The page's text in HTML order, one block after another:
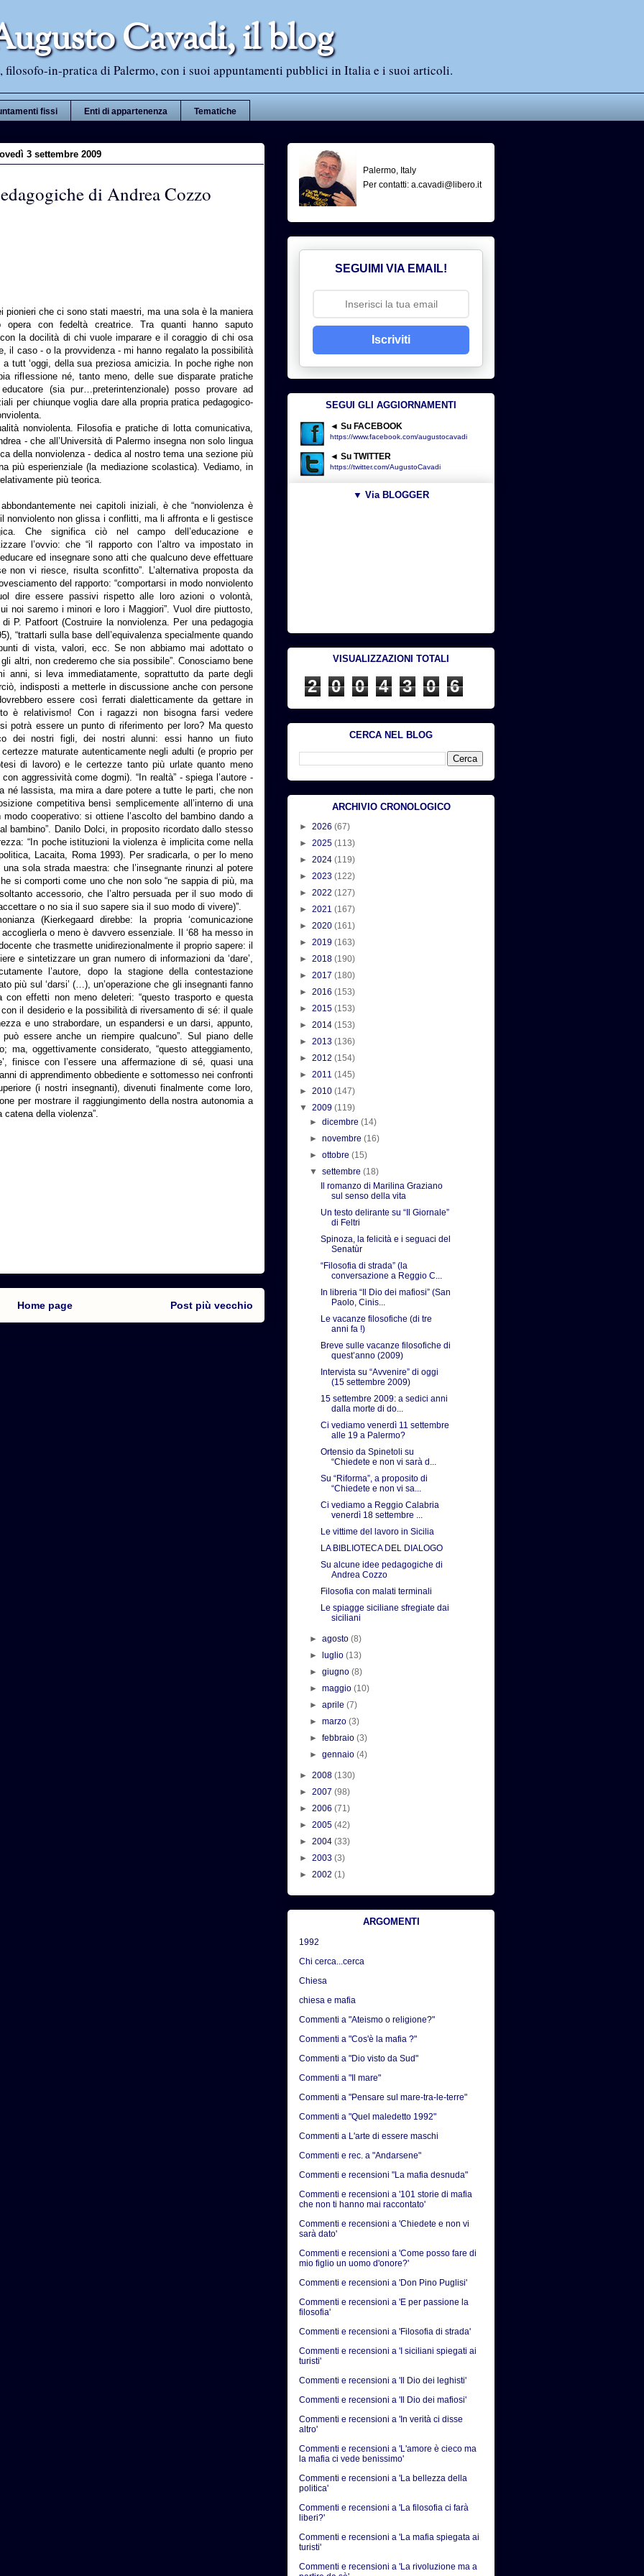
Cavadi, il blog
filosofo-in-pratica di Palermo, con i suoi appuntamenti pubblici in Italia e i suoi articoli.
fissi Enti di appartenenza Tematiche
3 settembre 2009
di Andrea Cozzo
pionieri che ci sono stati maestri, ma una sola è la maniera
opera con fedeltà creatrice. Tra quanti hanno saputo
la docilità di chi vuole imparare e il coraggio di chi osa
il caso - o la provvidenza - mi hanno regalato la possibilità
tutt ‘oggi, della sua preziosa amicizia. In poche righe non
riflessione né, tanto meno, delle sue disparate pratiche
(sia pur…preterintenzionale) posso provare ad
per chiunque voglia dare alla propria pratica pedagogico-
nonviolenta. Filosofia e pratiche di lotta comunicativa,
- che all’Università di Palermo insegna non solo lingua
della nonviolenza - dedica al nostro tema una sezione più
più esperienziale (la mediazione scolastica). Vediamo, in
più teorica.
nei capitoli iniziali, è che “nonviolenza è
nonviolento non glissa i conflitti, ma li affronta e li gestisce
Che significa ciò nel campo dell’educazione e
l’ovvio: che “il rapporto con l’altro va impostato in
ed insegnare sono atti che qualcuno deve effettuare
vi riesce, risulta sconfitto”. L’alternativa proposta da
del rapporto: “comportarsi in modo nonviolento
dire essere passivi rispetto alle loro azioni o volontà,
noi saremo i minori e loro i Maggiori”. Vuol dire piuttosto,
P. Patfoort (Costruire la nonviolenza. Per una pedagogia
“trattarli sulla base dell’equivalenza specialmente quando
di vista, valori, ecc. Se non abbiamo mai adottato o
altri, non crederemo che sia possibile”. Conosciamo bene
anni, si leva immediatamente, soprattutto da parte degli
indisposti a metterle in discussione anche con persone
essere così ferrati dialetticamente da gettare in
è relativismo! Con i ragazzi non bisogna farsi vedere
potrà essere un punto di riferimento per loro? Ma questo
dei nostri figli, dei nostri alunni: essi hanno un fiuto
maturate autenticamente negli adulti (e proprio per
di lavoro) e le certezze tanto più urlate quanto meno
aggressività come dogmi). “In realtà” - spiega l’autore -
né lassista, ma mira a dare potere a tutte le parti, che non
competitiva bensì semplicemente all’interno di una
cooperativo: si ottiene l’ascolto del bambino dando a
bambino”. Danilo Dolci, in proposito ricordato dallo stesso
“In poche istituzioni la violenza è implicita come nella
Lacaita, Roma 1993). Per sradicarla, o per lo meno
sola strada maestra: che l’insegnante rinunzi al potere
si comporti come uno che non solo “ne sappia di più, ma
accessorio, che l’altro persuada per il suo modo di
o no sia il suo sapere sia il suo modo di vivere)”.
(Kierkegaard direbbe: la propria ‘comunicazione
o meno è davvero essenziale. Il ‘68 ha messo in
che trasmette unidirezionalmente il proprio sapere: il
e sintetizzare un gran numero di informazioni da ‘dare’,
l’autore, dopo la stagione della contestazione
più sul ‘darsi’ (…), un’operazione che gli insegnanti fanno
con effetti non meno deleteri: “questo trasporto e questa
il desiderio e la possibilità di riversamento di sé: il quale
e uno strabordare, un espandersi e un darsi, appunto,
essere anche un riempire qualcuno”. Sul piano delle
ma, oggettivamente considerato, “questo atteggiamento,
finisce con l’essere una affermazione di sé, quasi una
di apprendimento obbediente e sottomesso nei confronti
(i nostri insegnanti), divenuti finalmente come loro,
per mostrare il raggiungimento della nostra autonomia a
della violenza”.
Post più vecchio
Home page
Palermo, Italy
Per contatti: a.cavadi@libero.it
SEGUIMI VIA EMAIL!
Iscriviti
SEGUI GLI AGGIORNAMENTI
◄ Su FACEBOOK
https://www.facebook.com/augustocavadi
◄ Su TWITTER
https://twitter.com/AugustoCavadi
▼ Via BLOGGER
VISUALIZZAZIONI TOTALI
2 0 0 4 3 0 6
CERCA NEL BLOG
ARCHIVIO CRONOLOGICO
► 2026 (67)
► 2025 (113)
► 2024 (119)
► 2023 (122)
► 2022 (127)
► 2021 (167)
► 2020 (161)
► 2019 (163)
► 2018 (190)
► 2017 (180)
► 2016 (153)
► 2015 (153)
► 2014 (153)
► 2013 (136)
► 2012 (154)
► 2011 (145)
► 2010 (147)
▼ 2009 (119)
►dicembre(14)
►novembre(16)
►ottobre(15)
▼settembre(18)
Il romanzo di Marilina Graziano
sul senso della vita
Un testo delirante su “Il Giornale”
di Feltri
Spinoza, la felicità e i seguaci del
Senatùr
“Filosofia di strada” (la
conversazione a Reggio C...
In libreria “Il Dio dei mafiosi” (San
Paolo, Cinis...
Le vacanze filosofiche (di tre
anni fa !)
Breve sulle vacanze filosofiche di
quest’anno (2009)
Intervista su “Avvenire” di oggi
(15 settembre 2009)
15 settembre 2009: a sedici anni
dalla morte di do...
Ci vediamo venerdì 11 settembre
alle 19 a Palermo?
Ortensio da Spinetoli su
“Chiedete e non vi sarà d...
Su “Riforma”, a proposito di
“Chiedete e non vi sa...
Ci vediamo a Reggio Calabria
venerdì 18 settembre ...
Le vittime del lavoro in Sicilia
LA BIBLIOTECA DEL DIALOGO
Su alcune idee pedagogiche di
Andrea Cozzo
Filosofia con malati terminali
Le spiagge siciliane sfregiate dai
siciliani
►agosto(8)
►
luglio(13)
►giugno(8)
►maggio(10)
►aprile(7)
►marzo(3)
►febbraio(3)
►gennaio(4)
► 2008 (130)
► 2007 (98)
► 2006 (71)
► 2005 (42)
► 2004 (33)
► 2003 (3)
► 2002 (1)
ARGOMENTI
1992
Chi cerca...cerca
Chiesa
chiesa e mafia
Commenti a "Ateismo o religione?"
Commenti a "Cos'è la mafia ?"
Commenti a "Dio visto da Sud"
Commenti a "Il mare"
Commenti a "Pensare sul mare-tra-le-terre"
Commenti a "Quel maledetto 1992"
Commenti a L'arte di essere maschi
Commenti e rec. a "Andarsene"
Commenti e recensioni "La mafia desnuda"
Commenti e recensioni a '101 storie di mafia
che non ti hanno mai raccontato'
Commenti e recensioni a 'Chiedete e non vi
sarà dato'
Commenti e recensioni a 'Come posso fare di
mio figlio un uomo d'onore?'
Commenti e recensioni a 'Don Pino Puglisi'
Commenti e recensioni a 'E per passione la
filosofia'
Commenti e recensioni a 'Filosofia di strada'
Commenti e recensioni a 'I siciliani spiegati ai
turisti'
Commenti e recensioni a 'Il Dio dei leghisti'
Commenti e recensioni a 'Il Dio dei mafiosi'
Commenti e recensioni a 'In verità ci disse
altro'
Commenti e recensioni a 'L'amore è cieco ma
la mafia ci vede benissimo'
Commenti e recensioni a 'La bellezza della
politica'
Commenti e recensioni a 'La filosofia ci farà
liberi?'
Commenti e recensioni a 'La mafia spiegata ai
turisti'
Commenti e recensioni a 'La rivoluzione ma a